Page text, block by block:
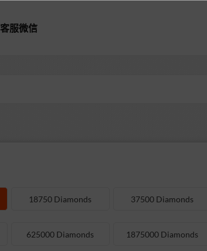
客服微信
18750 Diamonds 37500 Diamonds
625000 Diamonds 1875000 Diamonds